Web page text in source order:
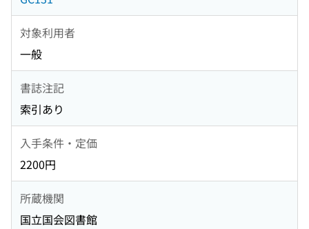
対象利用者
一般
書誌注記
索引あり
入手条件・定価
2200円
所蔵機関
国立国会図書館